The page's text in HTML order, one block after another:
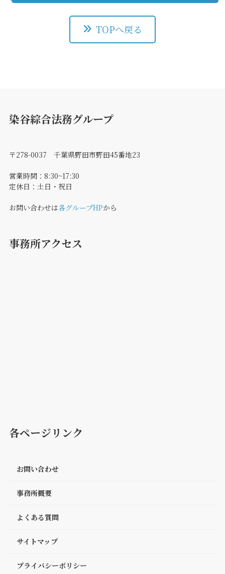
TOPへ戻る
染谷綜合法務グループ
〒278-0037 千葉県野田市野田45番地23
営業時間：8:30~17:30
定休日：土日・祝日
お問い合わせは各グループHPから
事務所アクセス
各ページリンク
お問い合わせ
事務所概要
よくある質問
サイトマップ
プライバシーポリシー